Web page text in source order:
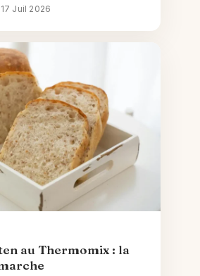
17 Juil 2026
au Thermomix : la